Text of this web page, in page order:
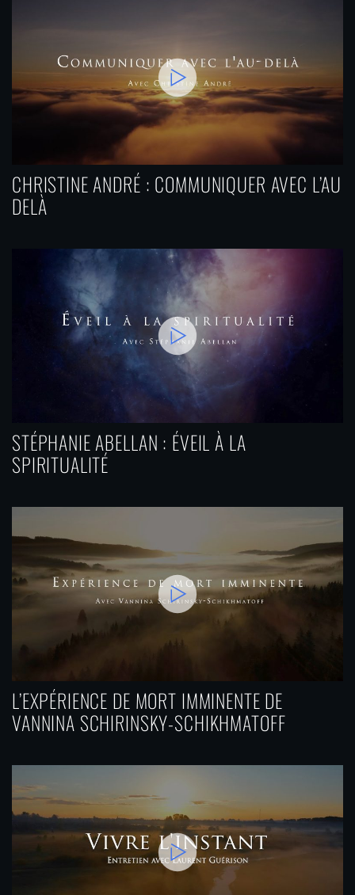
CHRISTINE ANDRÉ : COMMUNIQUER AVEC L’AU
DELÀ
STÉPHANIE ABELLAN : ÉVEIL À LA
SPIRITUALITÉ
L’EXPÉRIENCE DE MORT IMMINENTE DE
VANNINA SCHIRINSKY-SCHIKHMATOFF